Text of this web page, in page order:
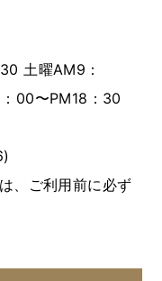
土曜AM9：
00〜PM18：30
、ご利用前に必ず